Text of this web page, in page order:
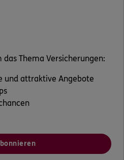
das Thema Versicherungen:
und attraktive Angebote